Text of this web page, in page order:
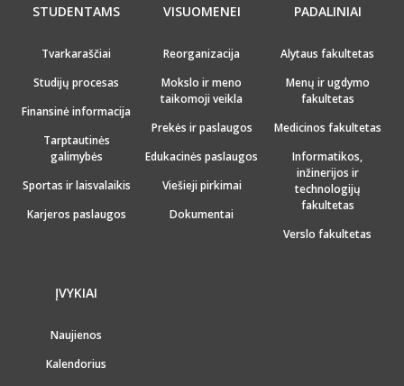
STUDENTAMS
Tvarkaraščiai
Studijų procesas
Finansinė informacija
Tarptautinės
galimybės
Sportas ir laisvalaikis
Karjeros paslaugos
VISUOMENEI
Reorganizacija
Mokslo ir meno
taikomoji veikla
Prekės ir paslaugos
Edukacinės paslaugos
Viešieji pirkimai
Dokumentai
PADALINIAI
Alytaus fakultetas
Menų ir ugdymo
fakultetas
Medicinos fakultetas
Informatikos,
inžinerijos ir
technologijų
fakultetas
Verslo fakultetas
ĮVYKIAI
Naujienos
Kalendorius